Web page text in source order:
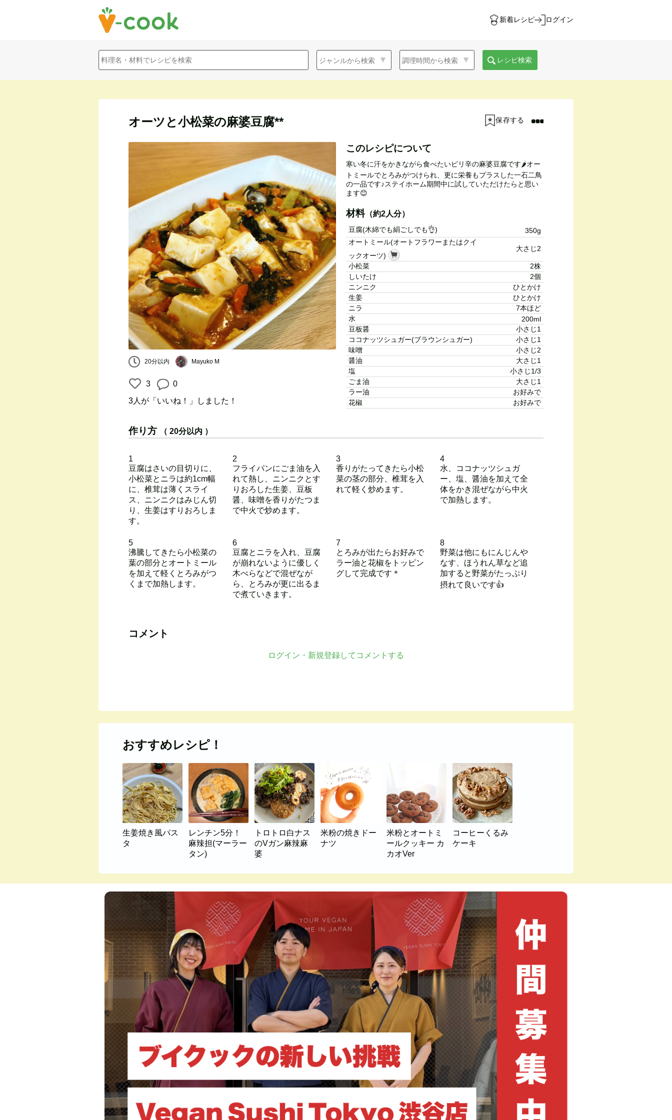
新着レシピ ログイン
レシピ検索
オーツと小松菜の麻婆豆腐** 保存する
20分以内 Mayuko M
3 0
3人 が「いいね！」しました！
このレシピについて
寒い冬に汗をかきながら食べたいピリ辛の麻婆豆腐です🌶オー
トミールでとろみがつけられ、更に栄養もプラスした一石二鳥
の一品です♪ステイホーム期間中に試していただけたらと思い
ます😊
材料（約2人分）
豆腐(木綿でも絹ごしでも👌)
350g
オートミール(オートフラワーまたはクイ
ックオーツ)
大さじ2
小松菜
2株
しいたけ
2個
ニンニク
ひとかけ
生姜
ひとかけ
ニラ
7本ほど
水
200ml
豆板醤
小さじ1
ココナッツシュガー(ブラウンシュガー)
小さじ1
味噌
小さじ2
醤油
大さじ1
塩
小さじ1/3
ごま油
大さじ1
ラー油
お好みで
花椒
お好みで
作り方 （ 20分以内 ）
1
豆腐はさいの目切りに、
小松菜とニラは約1cm幅
に、椎茸は薄くスライ
ス、ニンニクはみじん切
り、生姜はすりおろしま
す。
2
フライパンにごま油を入
れて熱し、ニンニクとす
りおろした生姜、豆板
醤、味噌を香りがたつま
で中火で炒めます。
3
香りがたってきたら小松
菜の茎の部分、椎茸を入
れて軽く炒めます。
4
水、ココナッツシュガ
ー、塩、醤油を加えて全
体をかき混ぜながら中火
で加熱します。
5
沸騰してきたら小松菜の
葉の部分とオートミール
を加えて軽くとろみがつ
くまで加熱します。
6
豆腐とニラを入れ、豆腐
が崩れないように優しく
木べらなどで混ぜなが
ら、とろみが更に出るま
で煮ていきます。
7
とろみが出たらお好みで
ラー油と花椒をトッピン
グして完成です＊
8
野菜は他にもにんじんや
なす、ほうれん草など追
加すると野菜がたっぷり
摂れて良いです👍
コメント
ログイン・新規登録してコメントする
おすすめレシピ！
生姜焼き風パス
タ
レンチン5分！
麻辣担(マーラー
タン)
トロトロ白ナス
のVガン麻辣麻
婆
米粉の焼きドー
ナツ
米粉とオートミ
ールクッキー カ
カオVer
コーヒーくるみ
ケーキ